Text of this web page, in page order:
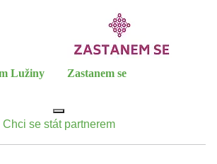
Lužiny Zastanem se
Chci se stát partnerem